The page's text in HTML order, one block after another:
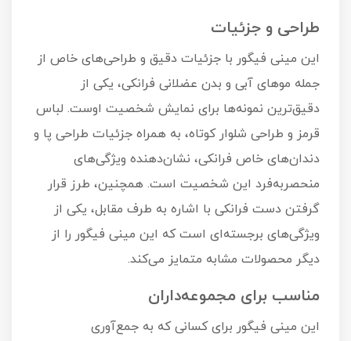
طراحی و جزئیات
این مینی فیگور با جزئیات دقیق و طراحی‌های خاص از
جمله موهای آبی و بدن عضلانی فرانکی، یکی از
دقیق‌ترین نمونه‌ها برای نمایش شخصیت اوست. لباس
قرمز و طراحی شلوار کوتاه، به همراه جزئیات طراحی پا و
دندان‌های خاص فرانکی، نشان‌دهنده ویژگی‌های
منحصربه‌فرد این شخصیت است. همچنین، طرز قرار
گرفتن دست فرانکی با اشاره به طرف مقابل، یکی از
ویژگی‌های برجسته‌ای است که این مینی فیگور را از
دیگر محصولات مشابه متمایز می‌کند.
مناسب برای مجموعه‌داران
این مینی فیگور برای کسانی که به جمع‌آوری